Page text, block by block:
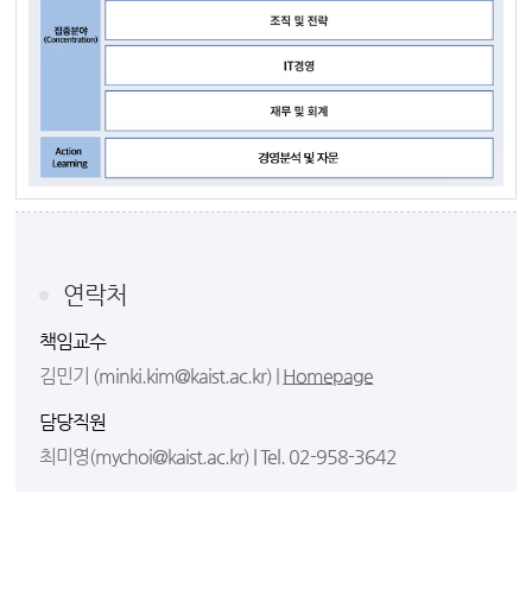
연락처
책임교수
김민기 (minki.kim@kaist.ac.kr) | Homepage
담당직원
최미영(mychoi@kaist.ac.kr) | Tel. 02-958-3642